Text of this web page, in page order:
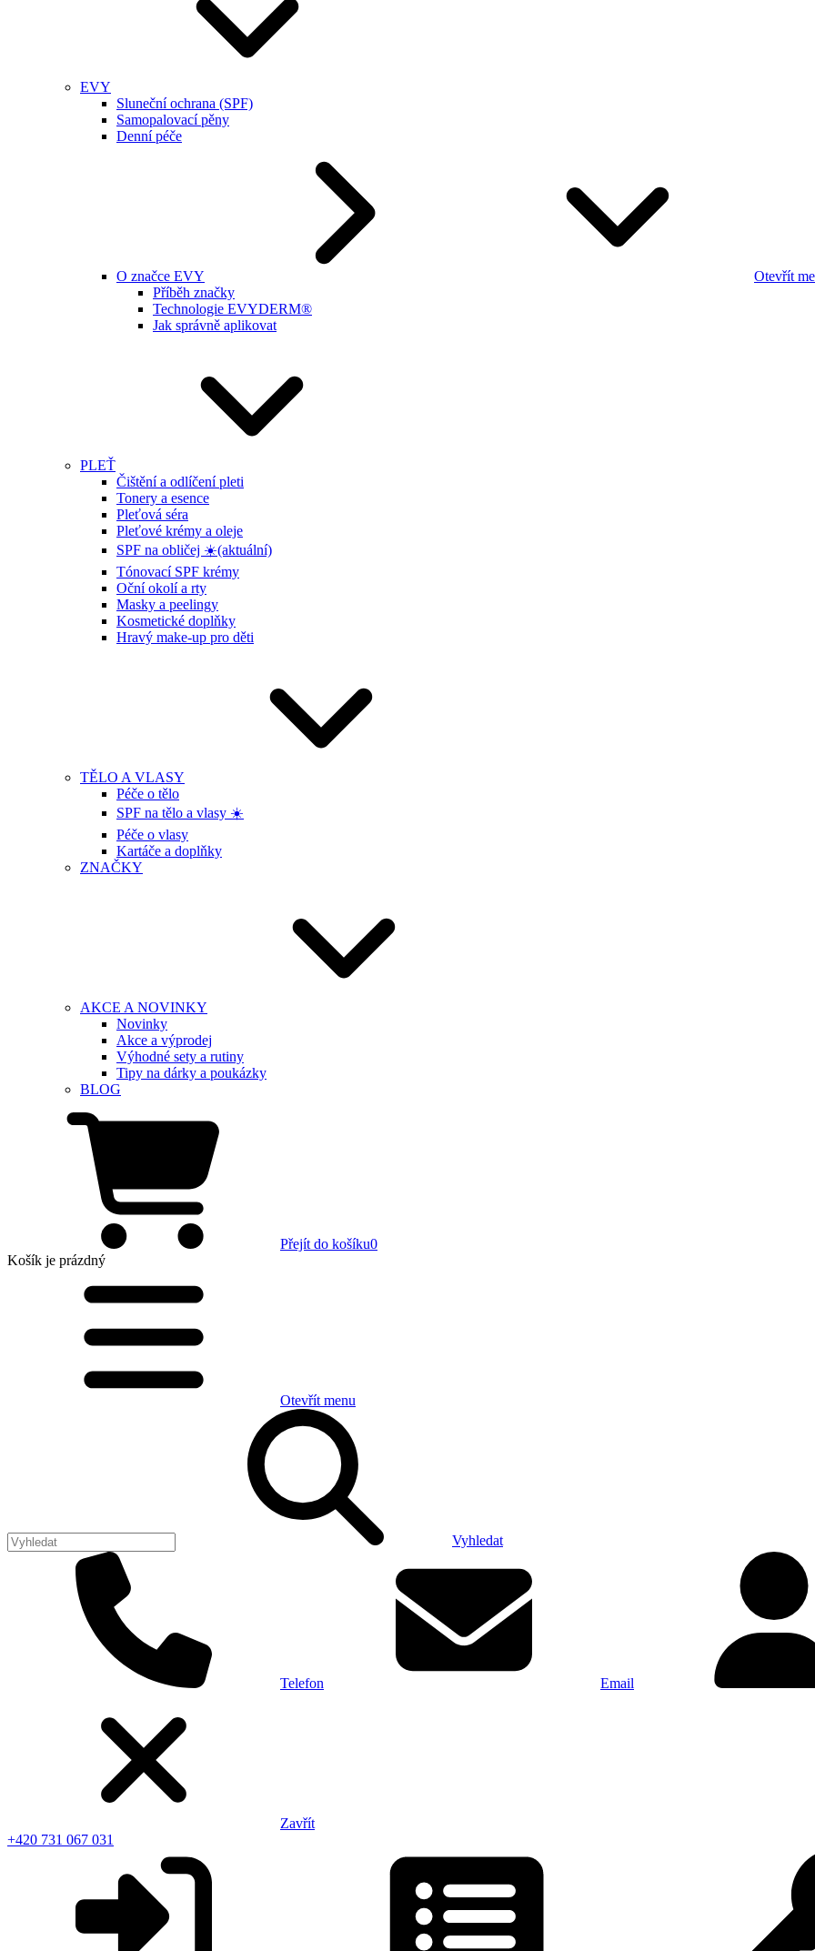
EVY
Sluneční ochrana (SPF)
Samopalovací pěny
Denní péče
O značce EVY
Otevřít
Příběh značky
Technologie EVYDERM®
Jak správně aplikovat
PLEŤ
Čištění a odlíčení pleti
Tonery a esence
Pleťová séra
Pleťové krémy a oleje
SPF na obličej ☀️(aktuální)
Tónovací SPF krémy
Oční okolí a rty
Masky a peelingy
Kosmetické doplňky
Hravý make-up pro děti
TĚLO A VLASY
Péče o tělo
SPF na tělo a vlasy ☀️
Péče o vlasy
Kartáče a doplňky
ZNAČKY
AKCE A NOVINKY
Novinky
Akce a výprodej
Výhodné sety a rutiny
Tipy na dárky a poukázky
BLOG
Přejít do košíku0
Košík je prázdný
Otevřít menu
Vyhledat
Telefon Email
Zavřít
+420 731 067 031